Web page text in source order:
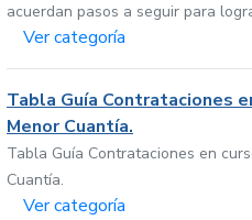
acuerdan pasos a seguir para
Ver categoría
Tabla Guía Contrataciones
Menor Cuantía.
Tabla Guía Contrataciones en
Cuantía.
Ver categoría